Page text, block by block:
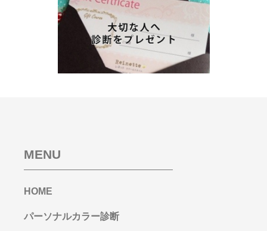
MENU
HOME
パーソナルカラー診断